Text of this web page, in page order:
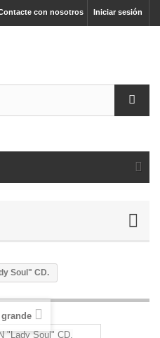
Iniciar sesión
con nosotros
Soul" CD.